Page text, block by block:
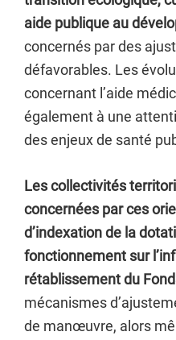
aide publique au
concernés par des
défavorables. Les
concernant l’aide
également à une
des enjeux de santé
Les collectivités
concernées par ces
d’indexation de la
fonctionnement sur
rétablissement du
mécanismes
de manœuvre, alors